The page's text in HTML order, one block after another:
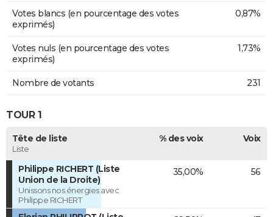
Votes blancs (en pourcentage des votes
exprimés)
0,87%
Votes nuls (en pourcentage des votes
exprimés)
1,73%
Nombre de votants 231
TOUR 1
Tête de liste
Liste
% des voix Voix
Philippe RICHERT (Liste
Union de la Droite)
Unissons nos énergies avec
Philippe RICHERT
35,00% 56